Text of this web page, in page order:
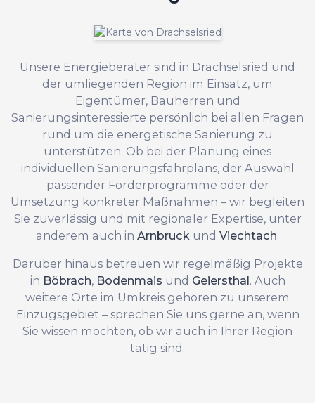
Unsere Energieberater sind in Drachselsried und
der umliegenden Region im Einsatz, um
Eigentümer, Bauherren und
Sanierungsinteressierte persönlich bei allen Fragen
rund um die energetische Sanierung zu
unterstützen. Ob bei der Planung eines
individuellen Sanierungsfahrplans, der Auswahl
passender Förderprogramme oder der
Umsetzung konkreter Maßnahmen – wir begleiten
Sie zuverlässig und mit regionaler Expertise, unter
anderem auch in Arnbruck und Viechtach.
Darüber hinaus betreuen wir regelmäßig Projekte
in Böbrach, Bodenmais und Geiersthal. Auch
weitere Orte im Umkreis gehören zu unserem
Einzugsgebiet – sprechen Sie uns gerne an, wenn
Sie wissen möchten, ob wir auch in Ihrer Region
tätig sind.